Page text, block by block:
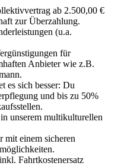
ab 2.500,00 €
zur Überzahlung.
(u.a.
für
Anbieter wie z.B.
es sich besser: Du
und bis zu 50%
unserem multikulturellen
mit einem sicheren
Fahrtkostenersatz